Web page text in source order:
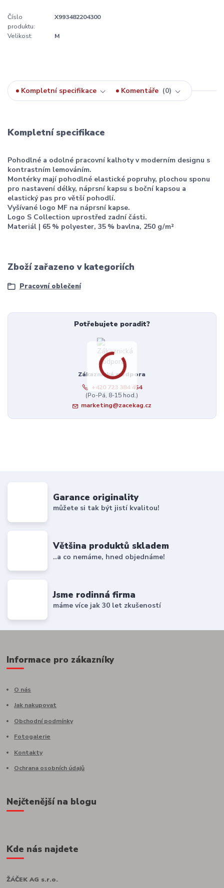
Číslo
produktu:
X993482204300
Velikost: M
Kompletní specifikace Komentáře 0
Kompletní specifikace
Pohodlné a odolné pracovní kalhoty v moderním designu s
kontrastním lemováním.
Montérky mají pohodlné elastické popruhy, plochou sponu
pro nastavení délky, náprsní kapsu s boční kapsou a
elastický pas pro větší pohodlí.
Vyšívané logo MF na náprsní kapse.
Logo S Collection uprostřed zadní části.
Materiál | 65 % polyester, 35 % bavlna, 250 g / m²
Zboží zařazeno v kategoriích
Pracovní oblečení
Potřebujete poradit?
Zákaznická podpora
+420 723 384 454
(Po-Pá, 8-15 hod.)
marketing@zacekag.cz
Garance originality
můžete si tak být jistí kvalitou!
Většina produktů skladem
..a co nemáme, hned objednáme!
Jsme rodinná firma
máme více jak 30 let zkušeností
Informace pro zákazníky
O nás
Jak nakupovat
Obchodní podmínky
Fotogalerie
Kontakty
Ochrana osobních údajů
Nejčtenější na blogu
Kde nás najdete
ŽÁČEK AG s.r.o.